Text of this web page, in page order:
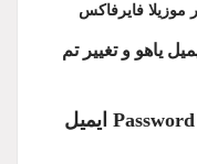
فایرفاکس
یاهو و تغییر تم
آموزش عوض کردن رمز عبور یا Password ایمیل